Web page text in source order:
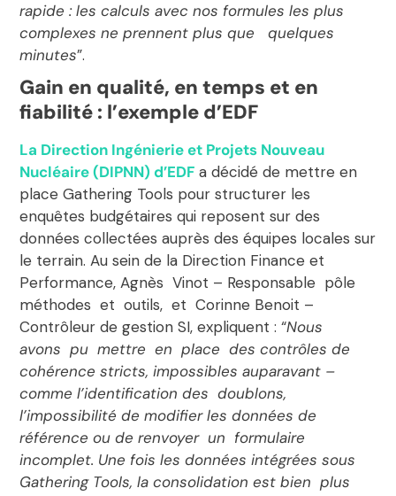
rapide : les calculs avec nos formules les plus
complexes ne prennent plus que quelques
minutes”.
Gain en qualité, en temps et en
fiabilité : l’exemple d’EDF
La Direction Ingénierie et Projets Nouveau
Nucléaire (DIPNN) d’EDF a décidé de mettre en
place Gathering Tools pour structurer les
enquêtes budgétaires qui reposent sur des
données collectées auprès des équipes locales sur
le terrain. Au sein de la Direction Finance et
Performance, Agnès Vinot – Responsable pôle
méthodes et outils, et Corinne Benoit –
Contrôleur de gestion SI, expliquent : “Nous
avons pu mettre en place des contrôles de
cohérence stricts, impossibles auparavant –
comme l’identification des doublons,
l’impossibilité de modifier les données de
référence ou de renvoyer un formulaire
incomplet. Une fois les données intégrées sous
Gathering Tools, la consolidation est bien plus